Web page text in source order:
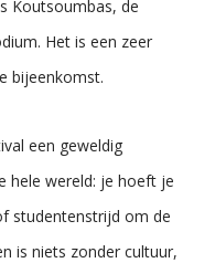
Koutsoumbas, de
Het is een zeer
bijeenkomst.
een geweldig
hele wereld: je hoeft je
studentenstrijd om de
is niets zonder cultuur,